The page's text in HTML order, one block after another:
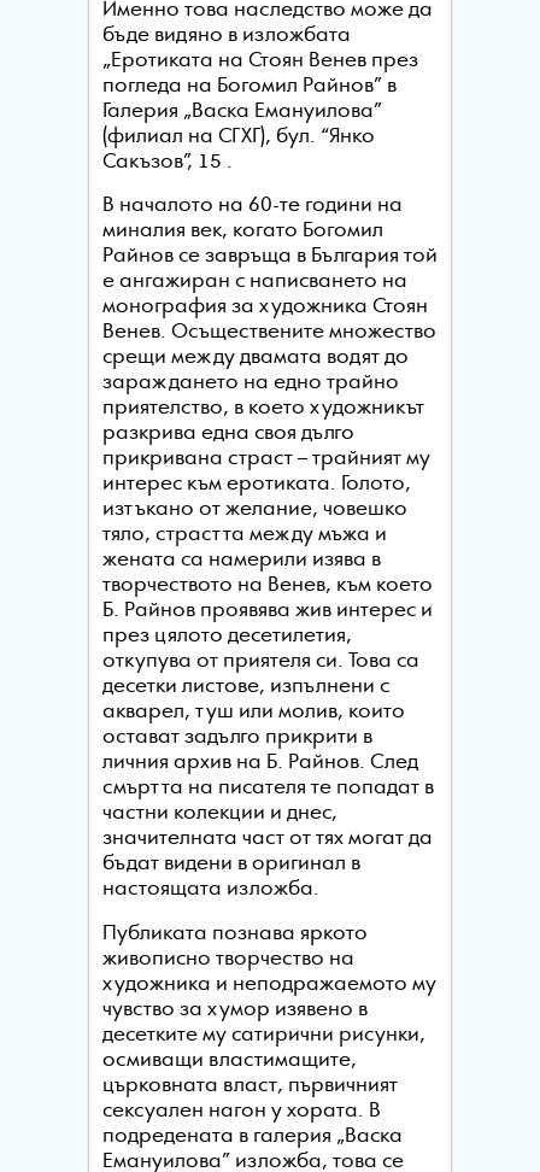
Именно това наследство може да
бъде видяно в изложбата
„Еротиката на Стоян Венев през
погледа на Богомил Райнов” в
Галерия „Васка Емануилова”
(филиал на СГХГ), бул. “Янко
Сакъзов”, 15 .
В началото на 60-те години на
миналия век, когато Богомил
Райнов се завръща в България той
е ангажиран с написването на
монография за художника Стоян
Венев. Осъществените множество
срещи между двамата водят до
зараждането на едно трайно
приятелство, в което художникът
разкрива една своя дълго
прикривана страст – трайният му
интерес към еротиката. Голото,
изтъкано от желание, човешко
тяло, страстта между мъжа и
жената са намерили изява в
творчеството на Венев, към което
Б. Райнов проявява жив интерес и
през цялото десетилетия,
откупува от приятеля си. Това са
десетки листове, изпълнени с
акварел, туш или молив, които
остават задълго прикрити в
личния архив на Б. Райнов. След
смъртта на писателя те попадат в
частни колекции и днес,
значителната част от тях могат да
бъдат видени в оригинал в
настоящата изложба.
Публиката познава яркото
живописно творчество на
художника и неподражаемото му
чувство за хумор изявено в
десетките му сатирични рисунки,
осмиващи властимащите,
църковната власт, първичният
сексуален нагон у хората. В
подредената в галерия „Васка
Емануилова” изложба, това се